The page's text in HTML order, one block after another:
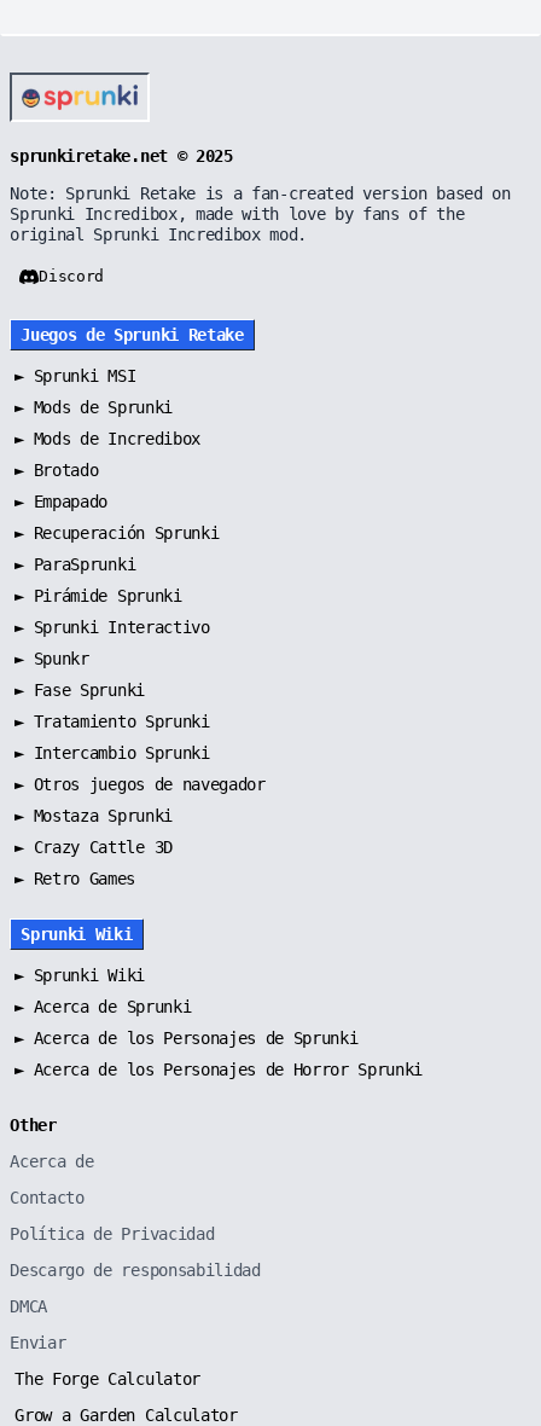
sprunkiretake.net © 2025
Note: Sprunki Retake is a fan-created version based on
Sprunki Incredibox, made with love by fans of the
original Sprunki Incredibox mod.
Discord
Juegos de Sprunki Retake
► Sprunki MSI
► Mods de Sprunki
► Mods de Incredibox
► Brotado
► Empapado
► Recuperación Sprunki
► ParaSprunki
► Pirámide Sprunki
► Sprunki Interactivo
► Spunkr
► Fase Sprunki
► Tratamiento Sprunki
► Intercambio Sprunki
► Otros juegos de navegador
► Mostaza Sprunki
► Crazy Cattle 3D
► Retro Games
Sprunki Wiki
► Sprunki Wiki
► Acerca de Sprunki
► Acerca de los Personajes de Sprunki
► Acerca de los Personajes de Horror Sprunki
Other
Acerca de
Contacto
Política de Privacidad
Descargo de responsabilidad
DMCA
Enviar
The Forge Calculator
Grow a Garden Calculator